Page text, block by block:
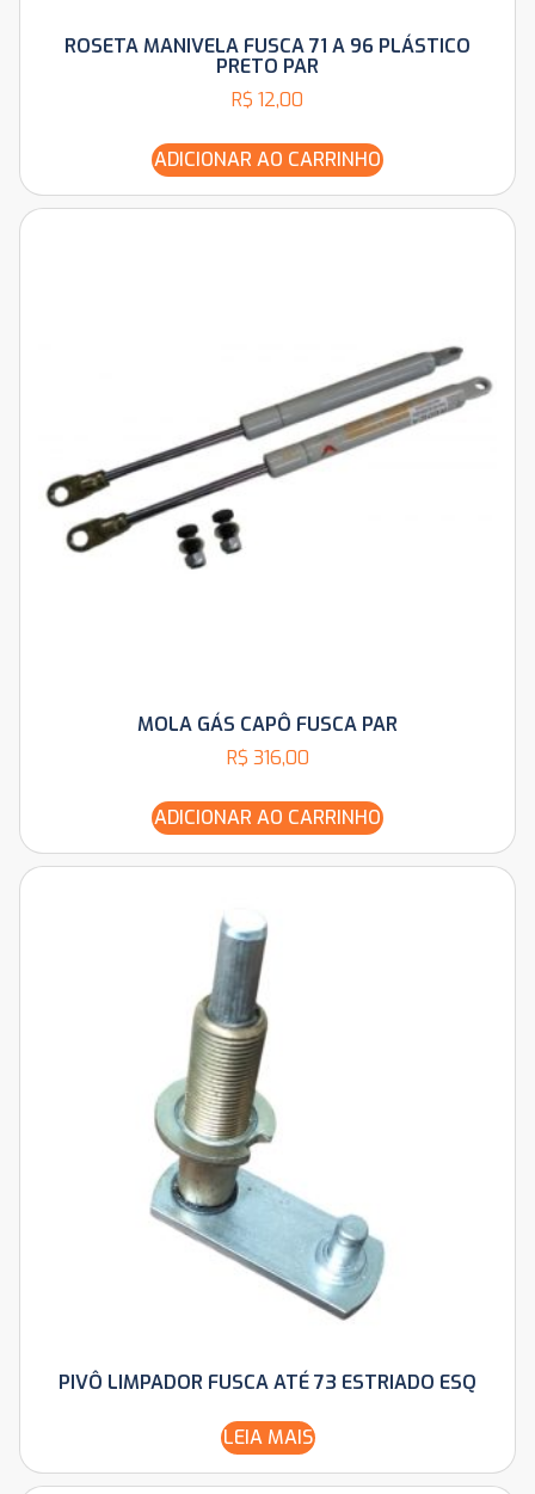
ROSETA MANIVELA FUSCA 71 A 96 PLÁSTICO
PRETO PAR
R$ 12,00
ADICIONAR AO CARRINHO
MOLA GÁS CAPÔ FUSCA PAR
R$ 316,00
ADICIONAR AO CARRINHO
PIVÔ LIMPADOR FUSCA ATÉ 73 ESTRIADO ESQ
LEIA MAIS